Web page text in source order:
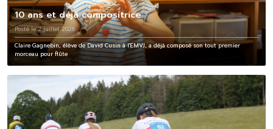
10 ans et déjà compositrice
Posté le 2 juillet 2026
Claire Gagnebin, élève de David Cusin à l'EMVJ, a déjà composé son tout premier
morceau pour flûte